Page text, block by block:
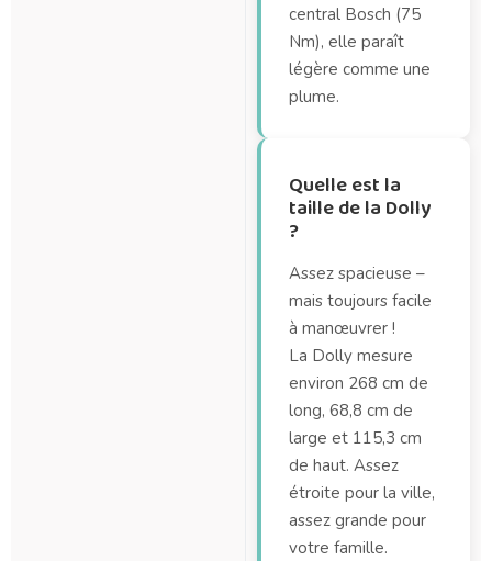
central Bosch (75
Nm), elle paraît
légère comme une
plume.
Quelle est la
taille de la Dolly
?
Assez spacieuse –
mais toujours facile
à manœuvrer !
La Dolly mesure
environ 268 cm de
long, 68,8 cm de
large et 115,3 cm
de haut. Assez
étroite pour la ville,
assez grande pour
votre famille.